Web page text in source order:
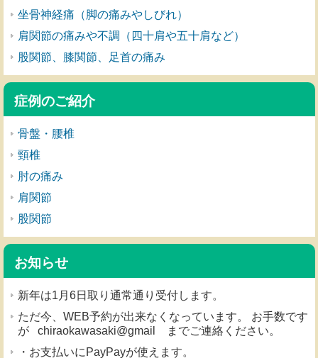
坐骨神経痛（脚の痛みやしびれ）
肩関節の痛みや不調（四十肩や五十肩など）
股関節、膝関節、足首の痛み
症例のご紹介
骨盤・腰椎
頸椎
肘の痛み
肩関節
股関節
お知らせ
新年は1月6日取り通常通り受付します。
ただ今、WEB予約が出来なくなっています。 お手数です
が chiraokawasaki@gmail までご連絡ください。
・お支払いにPayPayが使えます。